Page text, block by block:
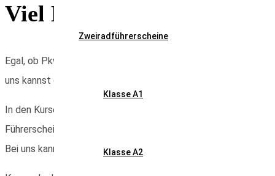
Zweiradführerscheine
Klasse A1
Klasse A2
Viel Erfahrung und
Egal, ob Pkw, Motorrad oder Roller – wir begleiten dich auf
uns kannst du den Führerschein für alle Pkw- und
In den Kursen bereiten wir dich intensiv und ausführlich auf
Führerscheinprüfung gehen.
Bei uns kannst du dein Lerntempo selbst bestimmen und die